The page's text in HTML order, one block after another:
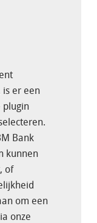
is er een
plugin
Bank
kunnen
of
om een
onze